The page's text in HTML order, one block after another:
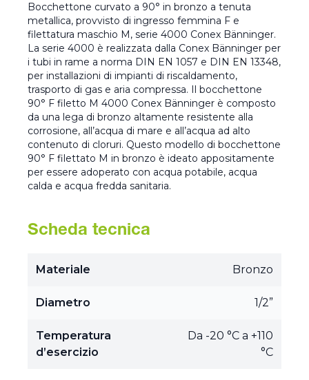
Bocchettone curvato a 90° in bronzo a tenuta
metallica, provvisto di ingresso femmina F e
filettatura maschio M, serie 4000 Conex Bänninger.
La serie 4000 è realizzata dalla Conex Bänninger per
i tubi in rame a norma DIN EN 1057 e DIN EN 13348,
per installazioni di impianti di riscaldamento,
trasporto di gas e aria compressa. Il bocchettone
90° F filetto M 4000 Conex Bänninger è composto
da una lega di bronzo altamente resistente alla
corrosione, all’acqua di mare e all’acqua ad alto
contenuto di cloruri. Questo modello di bocchettone
90° F filettato M in bronzo è ideato appositamente
per essere adoperato con acqua potabile, acqua
calda e acqua fredda sanitaria.
Scheda tecnica
Materiale Bronzo
Diametro 1/2”
Temperatura
d’esercizio
Da -20 °C a +110
°C